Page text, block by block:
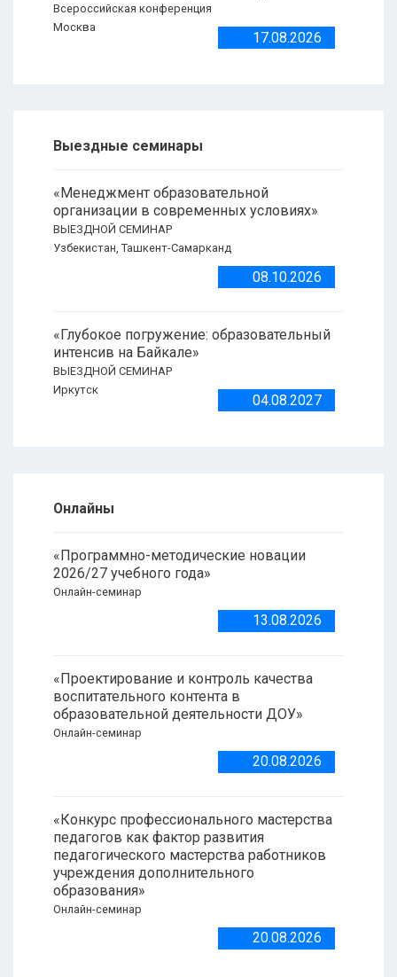
Всероссийская конференция
Москва
17.08.2026
Выездные семинары
«Менеджмент образовательной
организации в современных условиях»
ВЫЕЗДНОЙ СЕМИНАР
Узбекистан, Ташкент-Самарканд
08.10.2026
«Глубокое погружение: образовательный
интенсив на Байкале»
ВЫЕЗДНОЙ СЕМИНАР
Иркутск
04.08.2027
Онлайны
«Программно-методические новации
2026/27 учебного года»
Онлайн-семинар
13.08.2026
«Проектирование и контроль качества
воспитательного контента в
образовательной деятельности ДОУ»
Онлайн-семинар
20.08.2026
«Конкурс профессионального мастерства
педагогов как фактор развития
педагогического мастерства работников
учреждения дополнительного
образования»
Онлайн-семинар
20.08.2026